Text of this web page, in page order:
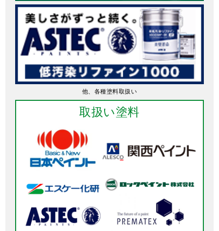
他、各種塗料取扱い
取扱い塗料